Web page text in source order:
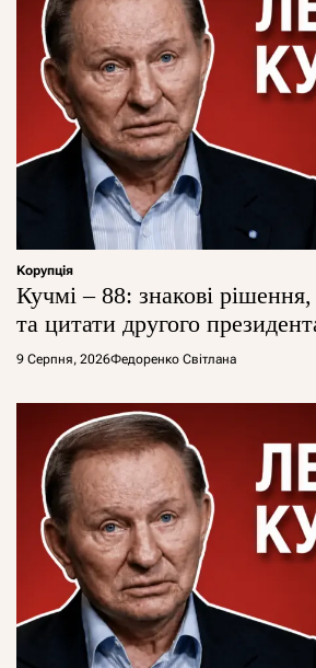
Корупція
Кучмі – 88: знакові
та цитати другого
9 Серпня, 2026Федоренко Світлана